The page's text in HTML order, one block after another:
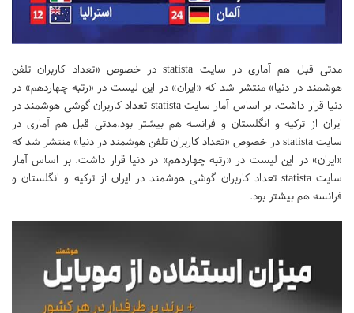
مدتی قبل هم آماری در سایت statista در خصوص «تعداد کاربران تلفن
هوشمند در دنیا» منتشر شد که «ایران» در این لیست در «رتبه چهاردهم» در
دنیا قرار داشت. بر اساس آمار سایت statista تعداد کاربران گوشی هوشمند در
ایران از ترکیه و انگلستان و فرانسه هم بیشتر بود.مدتی قبل هم آماری در
سایت statista در خصوص «تعداد کاربران تلفن هوشمند در دنیا» منتشر شد که
«ایران» در این لیست در «رتبه چهاردهم» در دنیا قرار داشت. بر اساس آمار
سایت statista تعداد کاربران گوشی هوشمند در ایران از ترکیه و انگلستان و
فرانسه هم بیشتر بود.